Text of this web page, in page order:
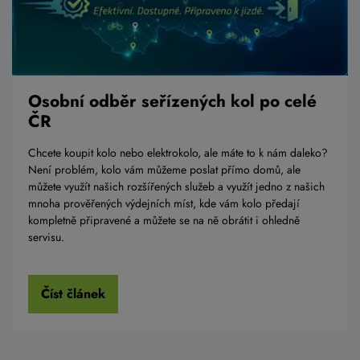
Osobní odběr seřízených kol po celé
ČR
Chcete koupit kolo nebo elektrokolo, ale máte to k nám daleko?
Není problém, kolo vám můžeme poslat přímo domů, ale
můžete využít našich rozšířených služeb a využít jedno z našich
mnoha prověřených výdejních míst, kde vám kolo předají
kompletně připravené a můžete se na ně obrátit i ohledně
servisu.
Číst článek